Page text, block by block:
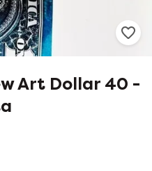
Art Dollar 40 -